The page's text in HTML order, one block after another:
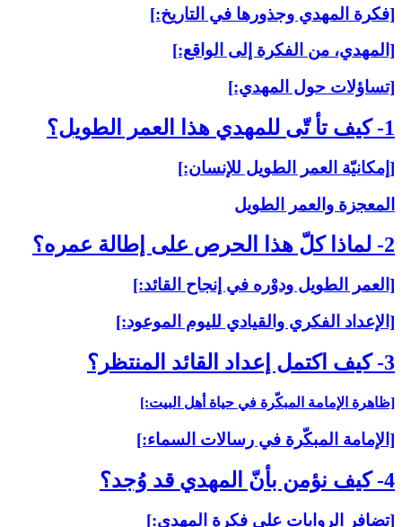
[فكرة المهدي وجذورها في التاريخ:]
[المهدي، من الفكرة إلى الواقع:]
[تساؤلات حول المهدي:]
1- كيف تأ تّى للمهدي هذا العمر الطويل؟
[إمكانيّة العمر الطويل للإنسان:]
المعجزة والعمر الطويل
2- لماذا كلّ هذا الحرص على إطالة عمره؟
[العمر الطويل ودوْره في إنجاح القائد:]
[الإعداد الفكري والقيادي لليوم الموعود:]
3- كيف اكتمل إعداد القائد المنتظر؟
[ظاهرة الإمامة المبكّرة في حياة أهل البيت:]
[الإمامة المبكّرة في رسالات السماء:]
4- كيف نؤمن بأنّ المهدي قد وُجد؟
[تضافر الروايات على فكرة المهدي:]